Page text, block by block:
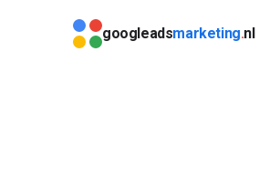
googleadsmarketing.nl